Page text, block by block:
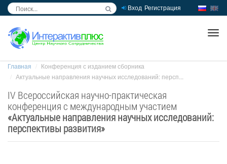
Вход Регистрация
Главная
Конференция с изданием сборника
Актуальные направления научных исследований: персп...
IV Всероссийская научно-практическая
конференция с международным участием
«Актуальные направления научных исследований:
перспективы развития»